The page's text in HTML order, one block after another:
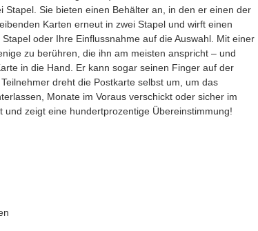
Sie bieten einen Behälter an, in den er einen der
Karten erneut in zwei Stapel und wirft einen
oder Ihre Einflussnahme auf die Auswahl. Mit einer
zu berühren, die ihn am meisten anspricht – und
in die Hand. Er kann sogar seinen Finger auf der
dreht die Postkarte selbst um, um das
Monate im Voraus verschickt oder sicher im
und zeigt eine hundertprozentige Übereinstimmung!